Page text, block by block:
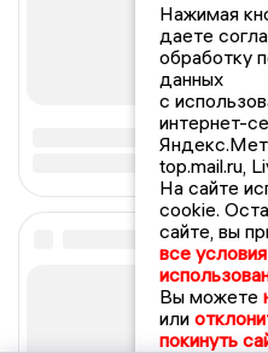
Нажимая
даете
обработку
данных
с
интернет-
top.mail.ru,
На сайте
cookie.
сайте, вы
все условия
Вы можете
или
покинуть